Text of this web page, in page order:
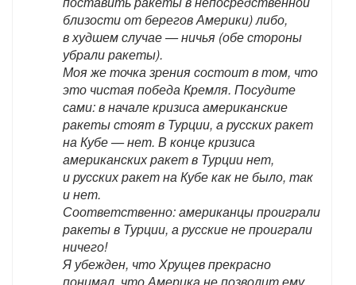
близости от берегов Америки) либо,
в худшем случае — ничья (обе стороны
убрали ракеты).
Моя же точка зрения состоит в том, что
это чистая победа Кремля. Посудите
сами: в начале кризиса американские
ракеты стоят в Турции, а русских ракет
на Кубе — нет. В конце кризиса
американских ракет в Турции нет,
и русских ракет на Кубе как не было, так
и нет.
Соответственно: американцы проиграли
ракеты в Турции, а русские не проиграли
ничего!
Я убежден, что Хрущев прекрасно